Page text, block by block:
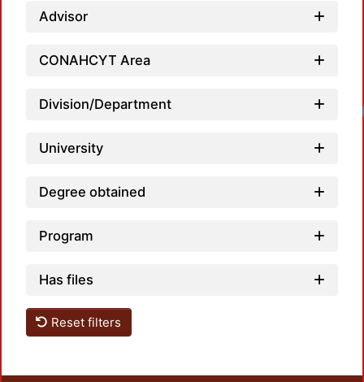
Advisor
CONAHCYT Area
Division/Department
University
Degree obtained
Program
Has files
Reset filters